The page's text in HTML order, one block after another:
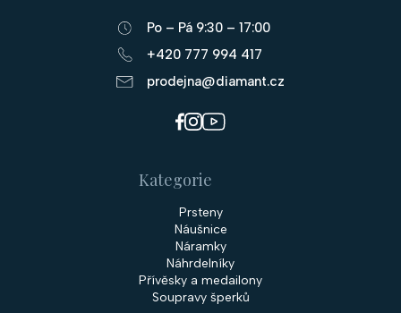
v
k
y
v
ý
p
s
Po – Pá 9:30 – 17:00
+420 777 994 417
prodejna@diamant.cz
Kategorie
Prsteny
Náušnice
Náramky
Náhrdelníky
Přívěsky a medailony
Soupravy šperků